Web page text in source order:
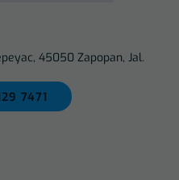
45050 Zapopan, Jal.
7471